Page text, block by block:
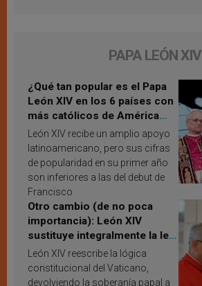
PAPA LEÓN XIV
¿Qué tan popular es el Papa
León XIV en los 6 países con
más católicos de América
Latina en 2026? Publican
resultados de investigación
León XIV recibe un amplio apoyo
latinoamericano, pero sus cifras
de popularidad en su primer año
son inferiores a las del debut de
Francisco
Otro cambio (de no poca
importancia): León XIV
sustituye integralmente la ley
vaticana de Papa Francisco
León XIV reescribe la lógica
constitucional del Vaticano,
devolviendo la soberanía papal a